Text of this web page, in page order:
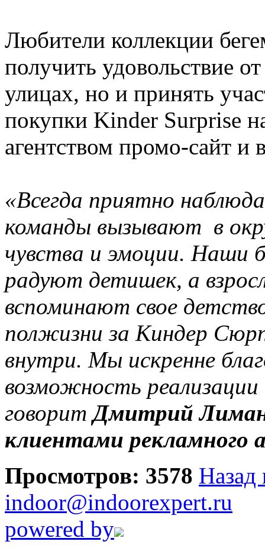
Любители коллекции
получить удовольствие
улицах, но и принять
покупки Kinder Surprise
агентством промо-сайт и
«Всегда приятно
команды вызывают в
чувства и эмоции. Наши
радуют детишек, а
вспоминают свое
полжизни за Киндер
внутри. Мы искренне
возможность
говоритДмитрий
клиентами рекламного
Просмотров: 3578 Назад
indoor@indoorexpert.ru
powered by